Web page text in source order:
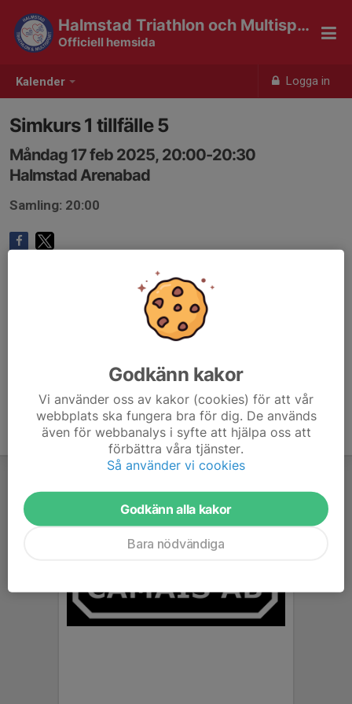
Kalender Logga in
Halmstad Triathlon och Multisport
Officiell hemsida
Simkurs 1 tillfälle 5
Måndag 17 feb 2025, 20:00-20:30
Halmstad Arenabad
Samling: 20:00
Godkänn kakor
Vi använder oss av kakor (cookies) för att vår
webbplats ska fungera bra för dig. De används
även för webbanalys i syfte att hjälpa oss att
förbättra våra tjänster.
Så använder vi cookies
Godkänn alla kakor
Bara nödvändiga